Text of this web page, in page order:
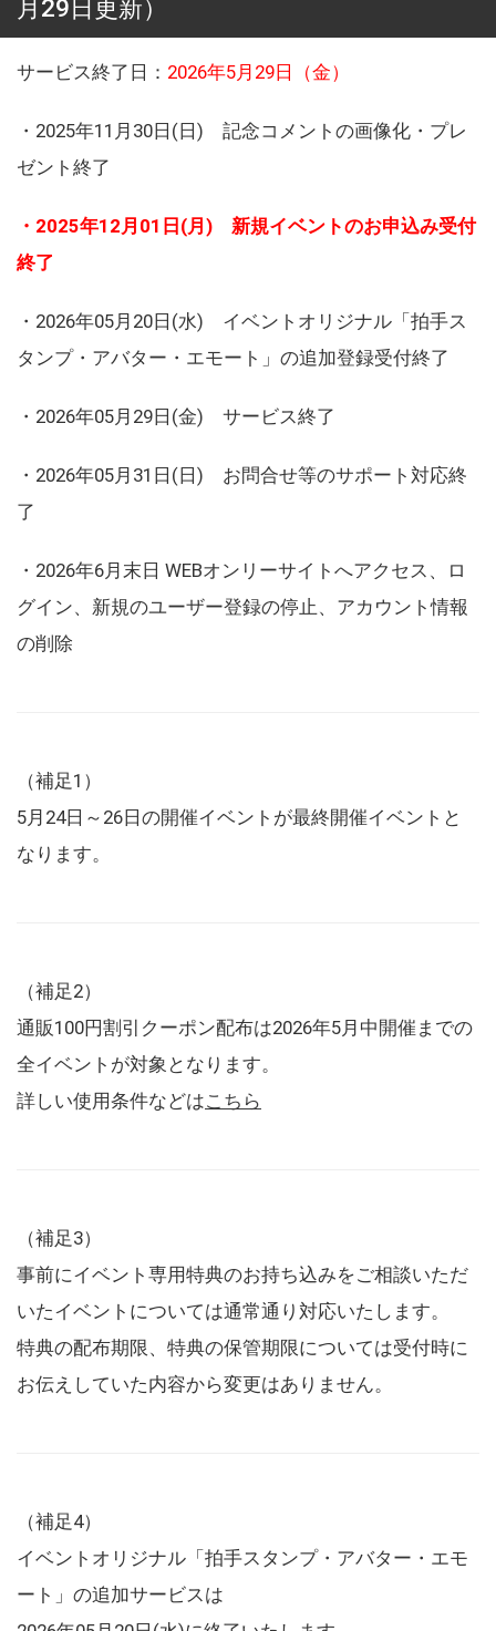
月29日更新）
サービス終了日： 2026年5月29日（金）
・2025年11月30日(日) 記念コメントの画像化・プレ
ゼント終了
・2025年12月01日(月) 新規イベントのお申込み受付
終了
・2026年05月20日(水) イベントオリジナル「拍手ス
タンプ・アバター・エモート」の追加登録受付終了
・2026年05月29日(金) サービス終了
・2026年05月31日(日) お問合せ等のサポート対応終
了
・2026年6月末日 WEBオンリーサイトへアクセス、ロ
グイン、新規のユーザー登録の停止、アカウント情報
の削除
（補足1）
5月24日～26日の開催イベントが最終開催イベントと
なります。
（補足2）
通販100円割引クーポン配布は2026年5月中開催までの
全イベントが対象となります。
詳しい使用条件などはこちら
（補足3）
事前にイベント専用特典のお持ち込みをご相談いただ
いたイベントについては通常通り対応いたします。
特典の配布期限、特典の保管期限については受付時に
お伝えしていた内容から変更はありません。
（補足4）
イベントオリジナル「拍手スタンプ・アバター・エモ
ート」の追加サービスは